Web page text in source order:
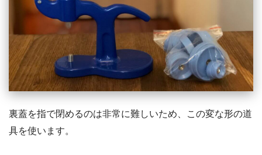
裏蓋を指で閉めるのは非常に難しいため、この変な形の道
具を使います。